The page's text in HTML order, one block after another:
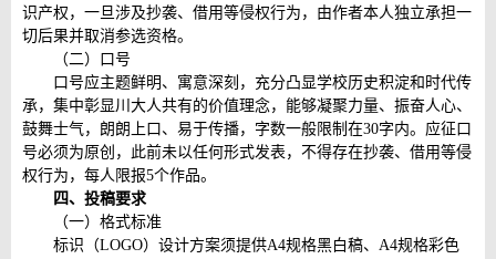
识产权，一旦涉及抄袭、借用等侵权行为，由作者本人独立承担一
切后果并取消参选资格。
（二）口号
口号应主题鲜明、寓意深刻，充分凸显学校历史积淀和时代传
承，集中彰显川大人共有的价值理念，能够凝聚力量、振奋人心、
鼓舞士气，朗朗上口、易于传播，字数一般限制在30字内。应征口
号必须为原创，此前未以任何形式发表，不得存在抄袭、借用等侵
权行为，每人限报5个作品。
四、投稿要求
（一）格式标准
标识（LOGO）设计方案须提供A4规格黑白稿、A4规格彩色